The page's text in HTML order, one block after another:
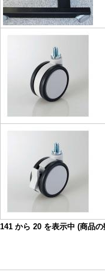
141 から 20 を表示中 (商品の